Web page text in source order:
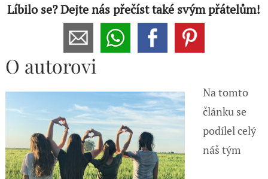
Líbilo se? Dejte nás přečíst také svým přátelům!
O autorovi
Na tomto
článku se
podílel celý
náš tým